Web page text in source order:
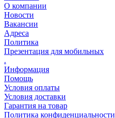
О компании
Новости
Вакансии
Адреса
Политика
Презентация для мобильных
.
Информация
Помощь
Условия оплаты
Условия доставки
Гарантия на товар
Политика конфиденциальности